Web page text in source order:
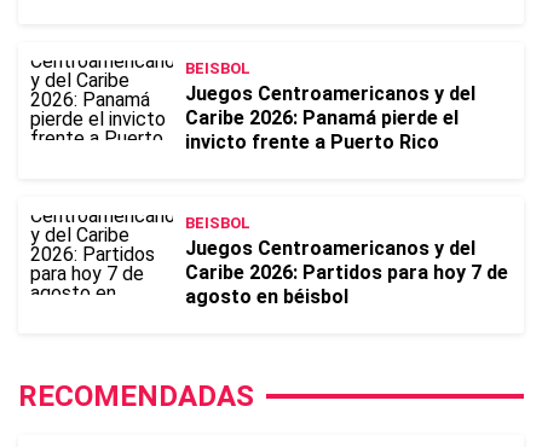
BEISBOL
Juegos Centroamericanos y del
Caribe 2026: Panamá pierde el
invicto frente a Puerto Rico
BEISBOL
Juegos Centroamericanos y del
Caribe 2026: Partidos para hoy 7 de
agosto en béisbol
RECOMENDADAS